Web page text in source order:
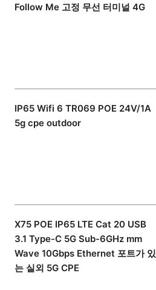
Follow Me 고정 무선 터미널 4G
IP65 Wifi 6 TR069 POE 24V/1A
5g cpe outdoor
X75 POE IP65 LTE Cat 20 USB
3.1 Type-C 5G Sub-6GHz mm
Wave 10Gbps Ethernet 포트가 있
는 실외 5G CPE